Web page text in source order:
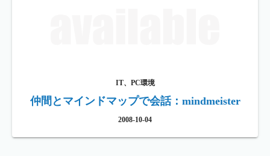
IT、PC環境
仲間とマインドマップで会話：mindmeister
2008-10-04